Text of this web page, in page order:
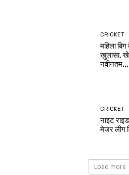
CRICKET
महिला
खुलासा,
नवीनतम...
CRICKET
नाइट
मेजर लीग
Load more